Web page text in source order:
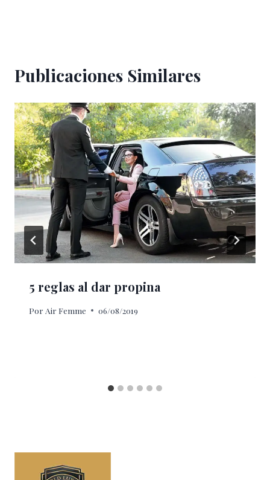
Publicaciones Similares
5 reglas al dar propina
Por Air Femme 06/08/2019